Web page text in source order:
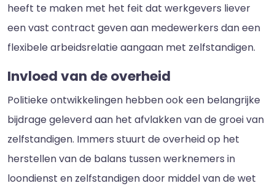
heeft te maken met het feit dat werkgevers liever
een vast contract geven aan medewerkers dan een
flexibele arbeidsrelatie aangaan met zelfstandigen.
Invloed van de overheid
Politieke ontwikkelingen hebben ook een belangrijke
bijdrage geleverd aan het afvlakken van de groei van
zelfstandigen. Immers stuurt de overheid op het
herstellen van de balans tussen werknemers in
loondienst en zelfstandigen door middel van de wet